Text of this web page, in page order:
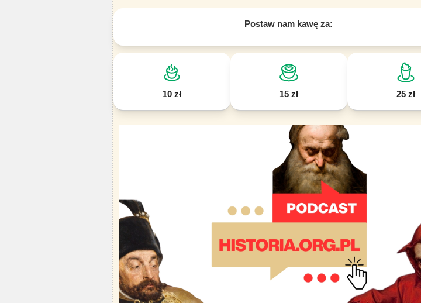
Postaw nam kawę za:
10 zł 15 zł 25 zł